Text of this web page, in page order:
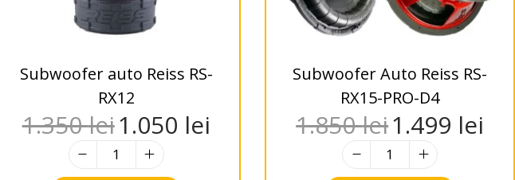
Subwoofer auto Reiss RS-
RX12
1.350lei1.050 lei
Subwoofer Auto Reiss RS-
RX15-PRO-D4
1.850lei1.499 lei